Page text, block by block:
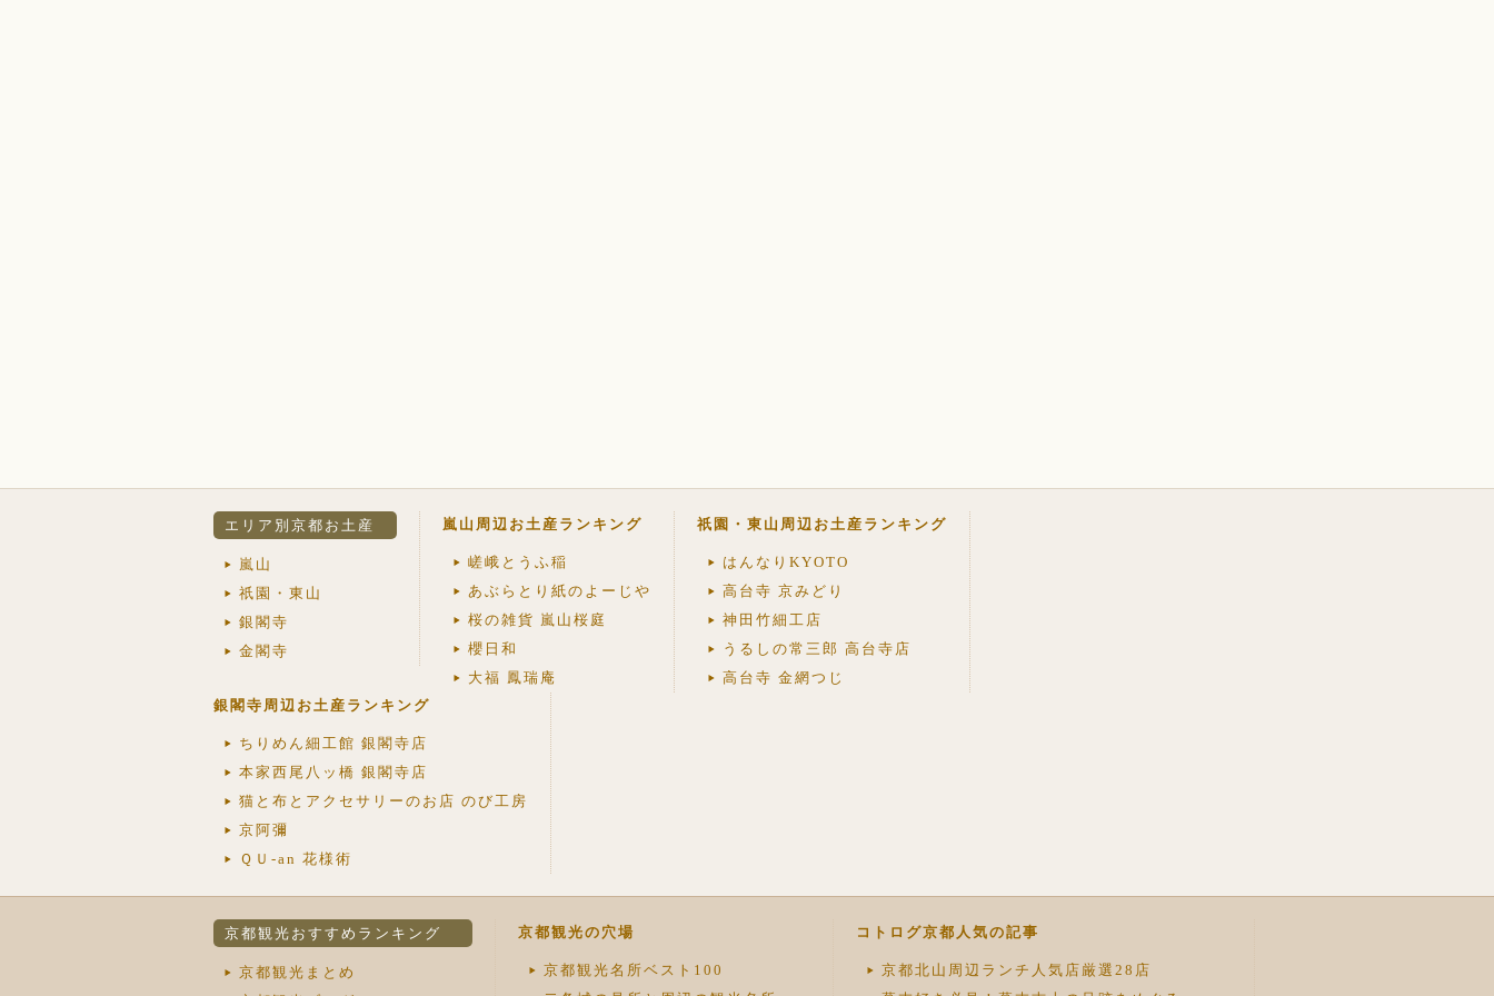
エリア別京都お土産
嵐山
祇園・東山
銀閣寺
金閣寺
嵐山周辺お土産ランキング
嵯峨とうふ稲
あぶらとり紙のよーじや
桜の雑貨 嵐山桜庭
櫻日和
大福 鳳瑞庵
祇園・東山周辺お土産ランキング
はんなりKYOTO
高台寺 京みどり
神田竹細工店
うるしの常三郎 高台寺店
高台寺 金網つじ
銀閣寺周辺お土産ランキング
ちりめん細工館 銀閣寺店
本家西尾八ッ橋 銀閣寺店
猫と布とアクセサリーのお店 のび工房
京阿彌
ＱＵ-an 花様術
京都観光おすすめランキング
京都観光まとめ
京都観光の穴場
京都観光名所ベスト100
コトログ京都人気の記事
京都北山周辺ランチ人気店厳選28店